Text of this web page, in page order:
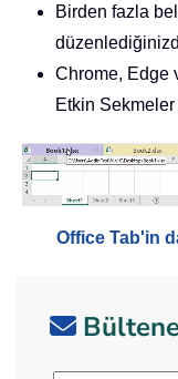
Birden fazla
Chrome, Edge
Etkin Sekmeler
Office Tab'in